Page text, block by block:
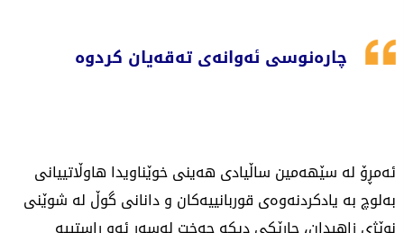
چارەنوسی ئەوانەی تەقەیان کردوە
ئەمڕۆ لە سێهەمین ساڵیادی هەینی خوێناویدا هاوڵاتییانی
بەلوچ بە یادکردنەوەی قوربانییەکان و دانانی گوڵ لە شوێنی